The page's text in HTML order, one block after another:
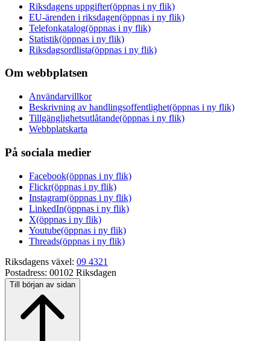
Riksdagens uppgifter(öppnas i ny flik)
EU-ärenden i riksdagen(öppnas i ny flik)
Telefonkatalog(öppnas i ny flik)
Statistik(öppnas i ny flik)
Riksdagsordlista(öppnas i ny flik)
Om webbplatsen
Användarvillkor
Beskrivning av handlingsoffentlighet(öppnas i ny flik)
Tillgänglighetsutlåtande(öppnas i ny flik)
Webbplatskarta
På sociala medier
Facebook(öppnas i ny flik)
Flickr(öppnas i ny flik)
Instagram(öppnas i ny flik)
LinkedIn(öppnas i ny flik)
X(öppnas i ny flik)
Youtube(öppnas i ny flik)
Threads(öppnas i ny flik)
Riksdagens växel: 09 4321
Postadress: 00102 Riksdagen
Till början av sidan